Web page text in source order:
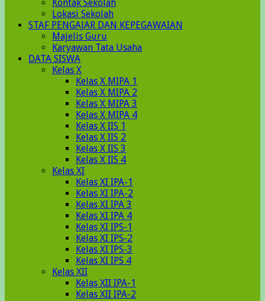
Kontak Sekolah
Lokasi Sekolah
STAF PENGAJAR DAN KEPEGAWAIAN
Majelis Guru
Karyawan Tata Usaha
DATA SISWA
Kelas X
Kelas X MIPA 1
Kelas X MIPA 2
Kelas X MIPA 3
Kelas X MIPA 4
Kelas X IIS 1
Kelas X IIS 2
Kelas X IIS 3
Kelas X IIS 4
Kelas XI
Kelas XI IPA-1
Kelas XI IPA-2
Kelas XI IPA 3
Kelas XI IPA 4
Kelas XI IPS-1
Kelas XI IPS-2
Kelas XI IPS-3
Kelas XI IPS 4
Kelas XII
Kelas XII IPA-1
Kelas XII IPA-2